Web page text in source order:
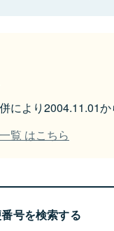
により2004.11.01
覧 はこちら
号を検索する